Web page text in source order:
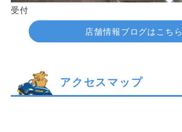
受付
店舗情報ブログはこちら
アクセスマップ